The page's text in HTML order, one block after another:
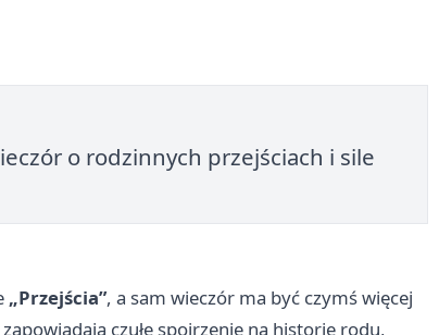
o rodzinnych przejściach i sile
„Przejścia”, a sam wieczór ma być czymś więcej
czułe spojrzenie na historię rodu,